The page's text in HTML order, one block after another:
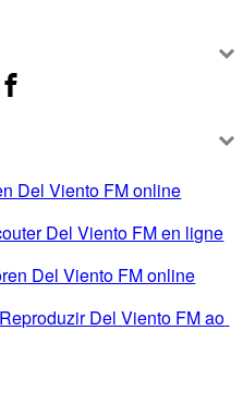
Del Viento FM online
Del Viento FM en ligne
Del Viento FM online
Reproduzir Del Viento FM ao